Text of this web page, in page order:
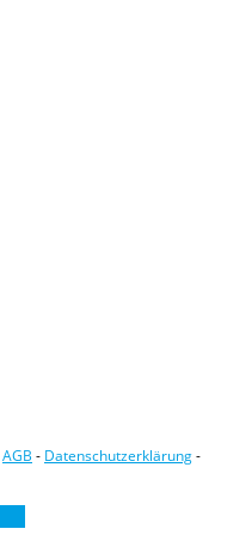
AGB - Datenschutzerklärung-